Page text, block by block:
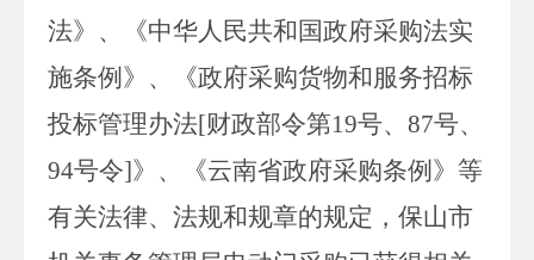
法》、《中华人民共和国政府采购法实
施条例》、《政府采购货物和服务招标
投标管理办法[财政部令第19号、87号、
94号令]》、《云南省政府采购条例》等
有关法律、法规和规章的规定，保山市